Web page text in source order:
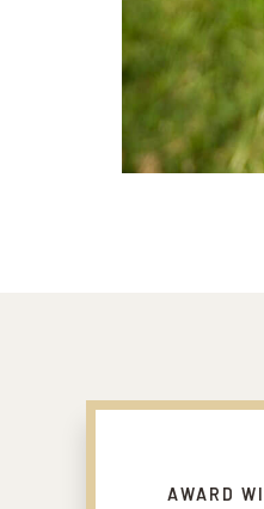
AWARD